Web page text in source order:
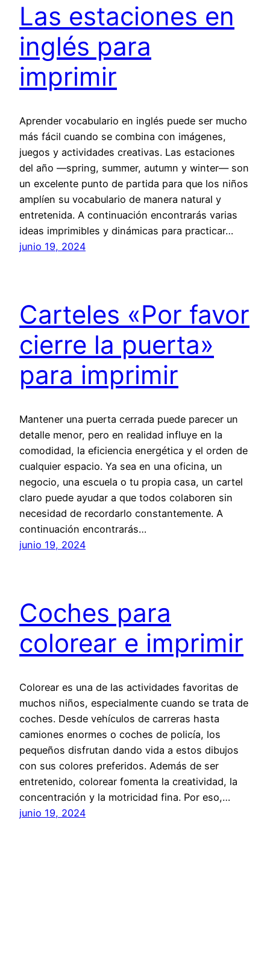
Las estaciones en
inglés para
imprimir
Aprender vocabulario en inglés puede ser mucho
más fácil cuando se combina con imágenes,
juegos y actividades creativas. Las estaciones
del año —spring, summer, autumn y winter— son
un excelente punto de partida para que los niños
amplíen su vocabulario de manera natural y
entretenida. A continuación encontrarás varias
ideas imprimibles y dinámicas para practicar…
junio 19, 2024
Carteles «Por favor
cierre la puerta»
para imprimir
Mantener una puerta cerrada puede parecer un
detalle menor, pero en realidad influye en la
comodidad, la eficiencia energética y el orden de
cualquier espacio. Ya sea en una oficina, un
negocio, una escuela o tu propia casa, un cartel
claro puede ayudar a que todos colaboren sin
necesidad de recordarlo constantemente. A
continuación encontrarás…
junio 19, 2024
Coches para
colorear e imprimir
Colorear es una de las actividades favoritas de
muchos niños, especialmente cuando se trata de
coches. Desde vehículos de carreras hasta
camiones enormes o coches de policía, los
pequeños disfrutan dando vida a estos dibujos
con sus colores preferidos. Además de ser
entretenido, colorear fomenta la creatividad, la
concentración y la motricidad fina. Por eso,…
junio 19, 2024